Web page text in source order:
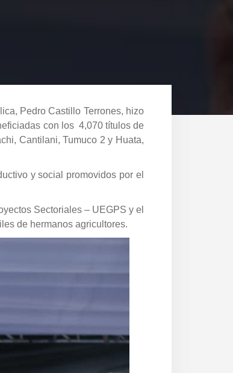
Pedro Castillo Terrones, hizo
con los 4,070 títulos de
Cantilani, Tumuco 2 y Huata,
y social promovidos por el
Sectoriales – UEGPS y el
de hermanos agricultores.